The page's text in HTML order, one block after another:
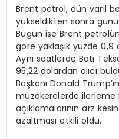
Brent petrol, dün varil
yükseldikten sonra
Bugün ise Brent
göre yaklaşık yüzde 0,9
Aynı saatlerde Batı
95,22 dolardan alıcı
Başkanı Donald
müzakerelerde ilerleme
açıklamalarının arz
azaltması etkili oldu.